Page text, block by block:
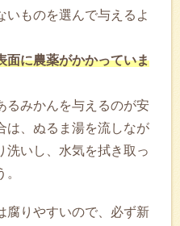
いものを選んで与えるよ
面に農薬がかかっていま
るみかんを与えるのが安
は、ぬるま湯を流しなが
洗いし、水気を拭き取っ
腐りやすいので、必ず新